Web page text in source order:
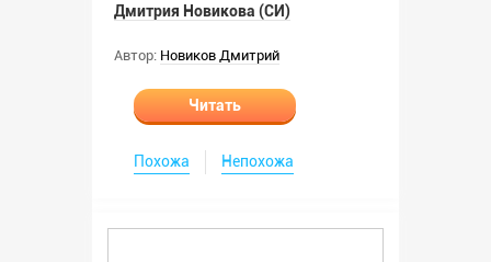
Дмитрия Новикова (СИ)
Автор: Новиков Дмитрий
Читать
Похожа Непохожа